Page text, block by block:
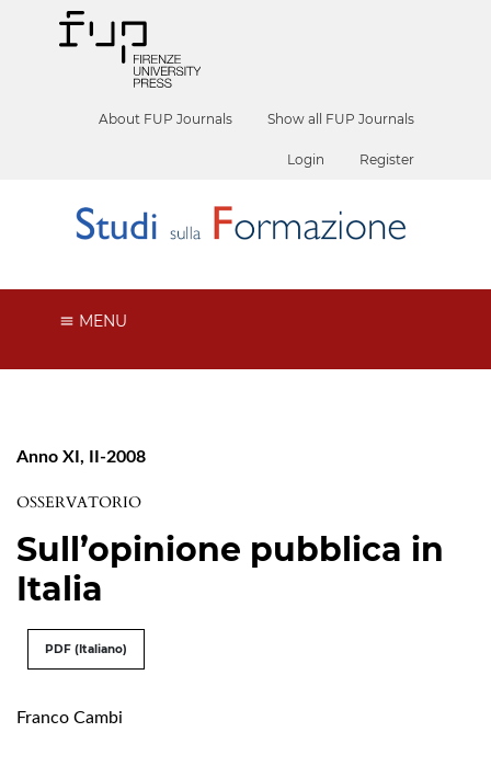
About FUP Journals Show all FUP Journals
Login Register
MENU
Anno XI, II-2008
OSSERVATORIO
Sull’opinione pubblica in
Italia
PDF (Italiano)
Franco Cambi